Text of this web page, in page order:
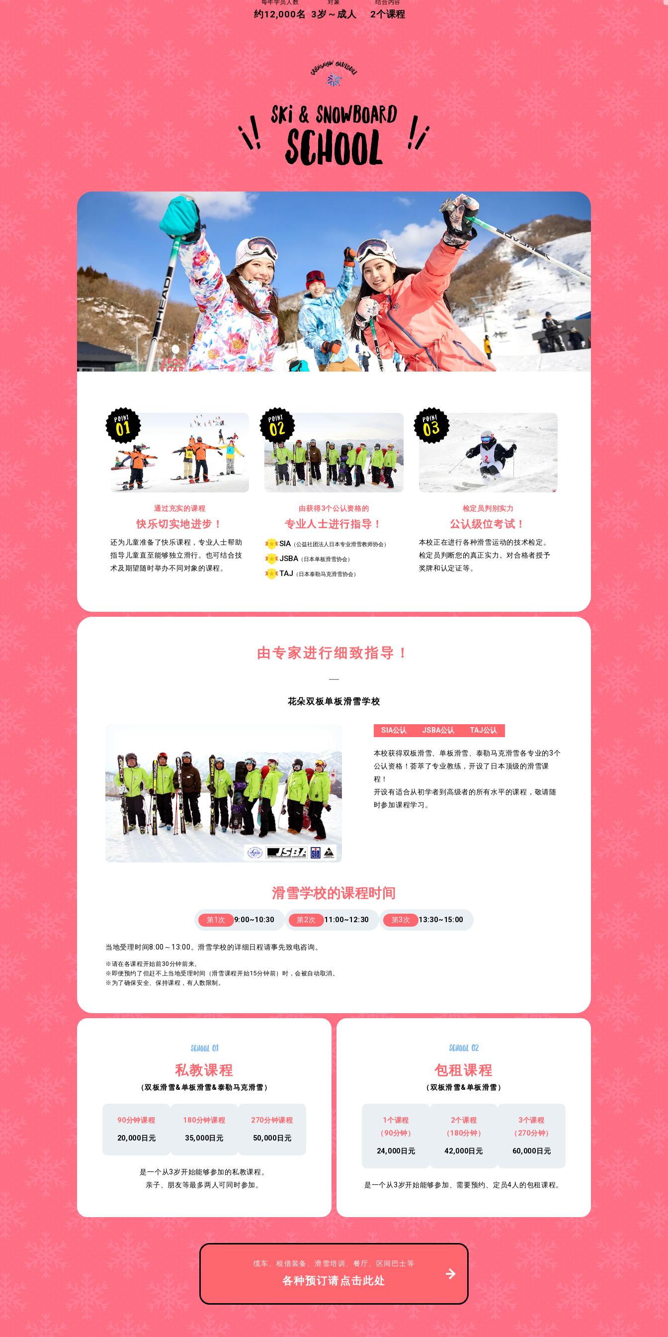
每年学员人数
约12,000名
对象
3岁～成人
结合内容
2个课程
通过充实的课程
快乐切实地进步！
还为儿童准备了快乐课程，专业人士帮助
指导儿童直至能够独立滑行。也可结合技
术及期望随时举办不同对象的课程。
由获得3个公认资格的
专业人士进行指导！
SIA （公益社团法人日本专业滑雪教师协会）
JSBA （日本单板滑雪协会）
TAJ （日本泰勒马克滑雪协会）
检定员判别实力
公认级位考试！
本校正在进行各种滑雪运动的技术检定。
检定员判断您的真正实力。对合格者授予
奖牌和认定证等。
由专家进行细致指导！
花朵双板单板滑雪学校
SIA公认 JSBA公认 TAJ公认
本校获得双板滑雪、单板滑雪、泰勒马克滑雪各专业的3个
公认资格！荟萃了专业教练，开设了日本顶级的滑雪课
程！
开设有适合从初学者到高级者的所有水平的课程，敬请随
时参加课程学习。
滑雪学校的课程时间
第1次 9:00~10:30 第2次 11:00~12:30 第3次 13:30~15:00
当地受理时间8:00～13:00。滑雪学校的详细日程请事先致电咨询。
※请在各课程开始前30分钟前来。
※即便预约了但赶不上当地受理时间（滑雪课程开始15分钟前）时，会被自动取消。
※为了确保安全、保持课程，有人数限制。
私教课程
（双板滑雪&单板滑雪&泰勒马克滑雪）
90分钟课程
20,000日元
180分钟课程
35,000日元
270分钟课程
50,000日元
是一个从3岁开始能够参加的私教课程。
亲子、朋友等最多两人可同时参加。
包租课程
（双板滑雪&单板滑雪）
1个课程
（90分钟）
24,000日元
2个课程
（180分钟）
42,000日元
3个课程
（270分钟）
60,000日元
是一个从3岁开始能够参加、需要预约、定员4人的包租课程。
缆车、租借装备、滑雪培训、餐厅、区间巴士等
各种预订请点击此处